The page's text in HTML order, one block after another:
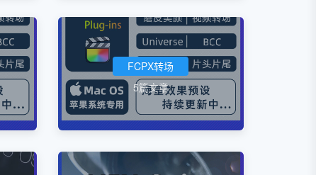
FCPX转场
5篇文章